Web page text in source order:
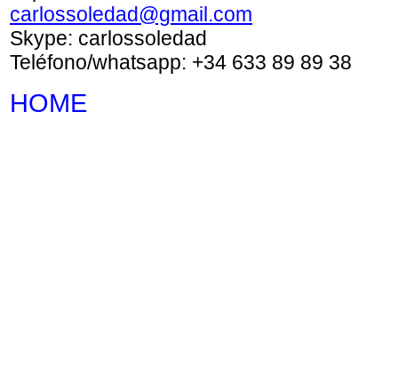
carlossoledad@gmail.com
Skype: carlossoledad
Teléfono/whatsapp: +34 633 89 89 38
HOME